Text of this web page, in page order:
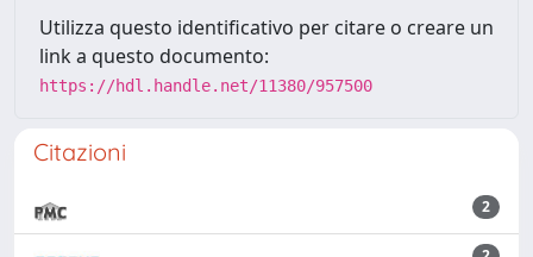
Utilizza questo identificativo per citare o creare un
link a questo documento:
https://hdl.handle.net/11380/957500
Citazioni
2